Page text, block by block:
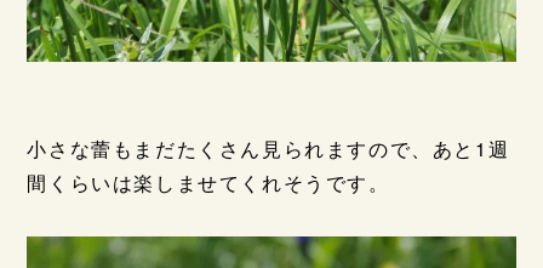
小さな蕾もまだたくさん見られますので、あと1週
間くらいは楽しませてくれそうです。